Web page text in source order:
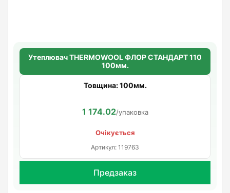
Утеплювач THERMOWOOL ФЛОР СТАНДАРТ 110
100мм.
Товщина: 100мм.
1 174.02/упаковка
Очікується
Артикул: 119763
Предзаказ